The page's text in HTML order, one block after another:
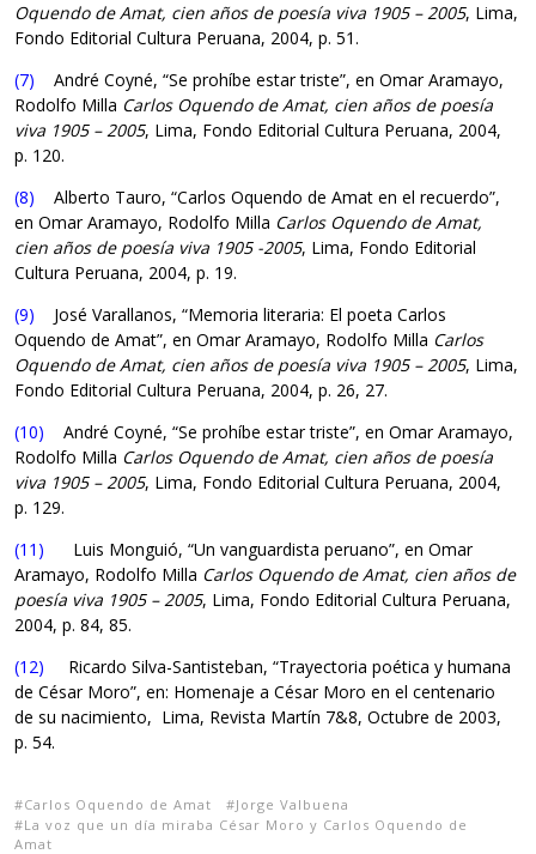
Oquendo de Amat, cien años de poesía viva 1905 – 2005, Lima,
Fondo Editorial Cultura Peruana, 2004, p. 51.
(7)
André Coyné, “Se prohíbe estar triste”, en Omar Aramayo,
Rodolfo Milla Carlos Oquendo de Amat, cien años de poesía
viva 1905 – 2005, Lima, Fondo Editorial Cultura Peruana, 2004,
p. 120.
(8) Alberto Tauro, “Carlos Oquendo de Amat en el recuerdo”,
en Omar Aramayo, Rodolfo Milla Carlos Oquendo de Amat,
cien años de poesía viva 1905 -2005, Lima, Fondo Editorial
Cultura Peruana, 2004, p. 19.
(9)
José Varallanos, “Memoria literaria: El poeta Carlos
Oquendo de Amat”, en Omar Aramayo, Rodolfo Milla Carlos
Oquendo de Amat, cien años de poesía viva 1905 – 2005, Lima,
Fondo Editorial Cultura Peruana, 2004, p. 26, 27.
(10) André Coyné, “Se prohíbe estar triste”, en Omar Aramayo,
Rodolfo Milla Carlos Oquendo de Amat, cien años de poesía
viva 1905 – 2005, Lima, Fondo Editorial Cultura Peruana, 2004,
p. 129.
(11) Luis Monguió, “Un vanguardista peruano”, en Omar
Aramayo, Rodolfo Milla Carlos Oquendo de Amat, cien años de
poesía viva 1905 – 2005, Lima, Fondo Editorial Cultura Peruana,
2004, p. 84, 85.
(12) Ricardo Silva-Santisteban, “Trayectoria poética y humana
de César Moro”, en: Homenaje a César Moro en el centenario
de su nacimiento, Lima, Revista Martín 7&8, Octubre de 2003,
p. 54.
Carlos Oquendo de Amat
Jorge Valbuena
La voz que un día miraba César Moro y Carlos Oquendo de
Amat